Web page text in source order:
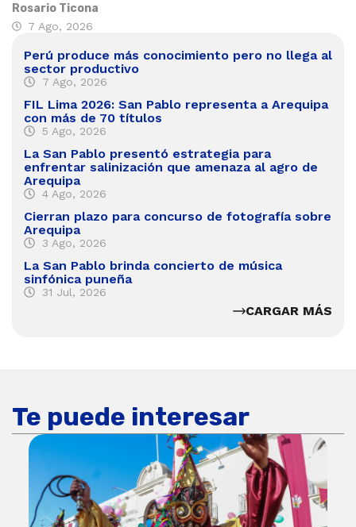
Rosario Ticona
7 Ago, 2026
Perú produce más conocimiento pero no llega al
sector productivo
7 Ago, 2026
FIL Lima 2026: San Pablo representa a Arequipa
con más de 70 títulos
5 Ago, 2026
La San Pablo presentó estrategia para
enfrentar salinización que amenaza al agro de
Arequipa
4 Ago, 2026
Cierran plazo para concurso de fotografía sobre
Arequipa
3 Ago, 2026
La San Pablo brinda concierto de música
sinfónica puneña
31 Jul, 2026
CARGAR MÁS
Te puede interesar